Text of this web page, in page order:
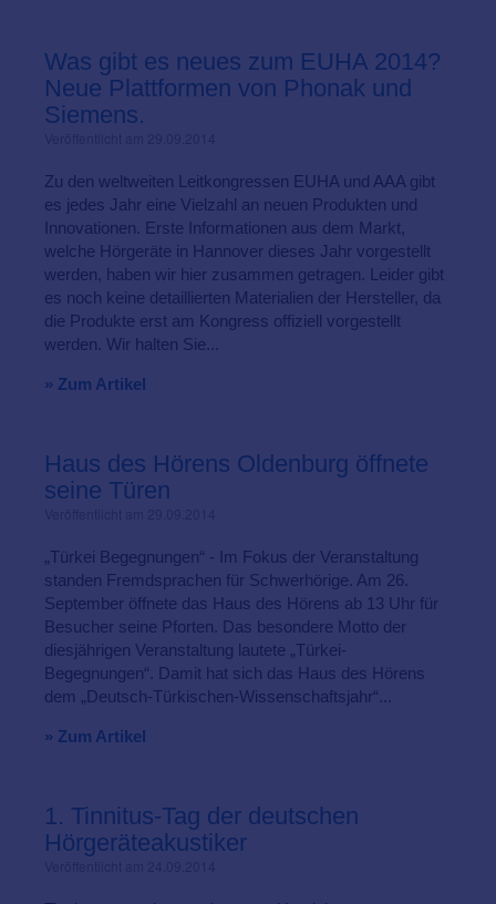
Was gibt es neues zum EUHA 2014?
Neue Plattformen von Phonak und
Siemens.
Zu den weltweiten Leitkongressen EUHA und AAA gibt
es jedes Jahr eine Vielzahl an neuen Produkten und
Innovationen. Erste Informationen aus dem Markt,
welche Hörgeräte in Hannover dieses Jahr vorgestellt
werden, haben wir hier zusammen getragen. Leider gibt
es noch keine detaillierten Materialien der Hersteller, da
die Produkte erst am Kongress offiziell vorgestellt
werden. Wir halten Sie...
» Zum Artikel
Haus des Hörens Oldenburg öffnete
seine Türen
„Türkei Begegnungen“ - Im Fokus der Veranstaltung
standen Fremdsprachen für Schwerhörige. Am 26.
September öffnete das Haus des Hörens ab 13 Uhr für
Besucher seine Pforten. Das besondere Motto der
diesjährigen Veranstaltung lautete „Türkei-
Begegnungen“. Damit hat sich das Haus des Hörens
dem „Deutsch-Türkischen-Wissenschaftsjahr“...
» Zum Artikel
1. Tinnitus-Tag der deutschen
Hörgeräteakustiker